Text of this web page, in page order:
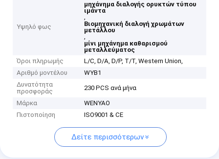
Υψηλό φως
μηχάνημα διαλογής ορυκτών τύπου
ιμάντα
,
Βιομηχανική διαλογή χρωμάτων
μετάλλου
,
μίνι μηχάνημα καθαρισμού
μεταλλεύματος
Όροι πληρωμής
L/C, D/A, D/P, T/T, Western Union,
Αριθμό μοντέλου
WYB1
Δυνατότητα
προσφοράς
230 PCS ανά μήνα
Μάρκα
WENYAO
Πιστοποίηση
ISO9001 & CE
Δείτε περισσότερων